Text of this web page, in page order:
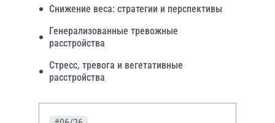
Снижение веса: стратегии и перспективы
Генерализованные тревожные
расстройства
Стресс, тревога и вегетативные
расстройства